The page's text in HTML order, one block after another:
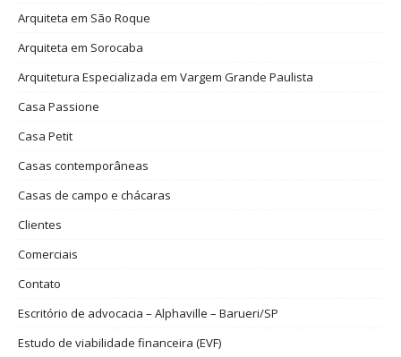
Arquiteta em São Roque
Arquiteta em Sorocaba
Arquitetura Especializada em Vargem Grande Paulista
Casa Passione
Casa Petit
Casas contemporâneas
Casas de campo e chácaras
Clientes
Comerciais
Contato
Escritório de advocacia – Alphaville – Barueri/SP
Estudo de viabilidade financeira (EVF)